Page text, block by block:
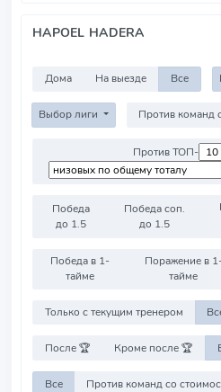
HAPOEL HADERA
Дома На выезде Все
Выбор лиги
Против ТОП-
Победа
до 1.5
Победа соп.
до 1.5
Победа в 1-
тайме
Поражение в
тайме
Только с текущим тренером
После 🏆 Кроме после 🏆
Все